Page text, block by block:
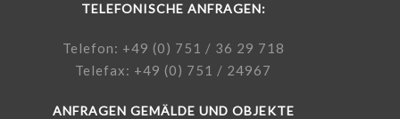
TELEFONISCHE ANFRAGEN:
Telefon: +49 (0) 751 / 36 29 718
Telefax: +49 (0) 751 / 24967
ANFRAGEN GEMÄLDE UND OBJEKTE